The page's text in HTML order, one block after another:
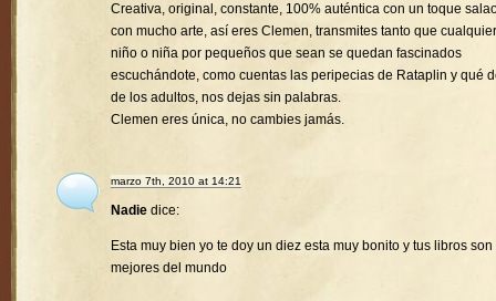
Creativa, original, constante, 100% auténtica con un toque
con mucho arte, así eres Clemen, transmites tanto que cualquier
niño o niña por pequeños que sean se quedan fascinados
escuchándote, como cuentas las peripecias de Rataplin y qué
de los adultos, nos dejas sin palabras.
Clemen eres única, no cambies jamás.
marzo 7th, 2010 at 14:21
Nadie dice:
Esta muy bien yo te doy un diez esta muy bonito y tus libros son
mejores del mundo